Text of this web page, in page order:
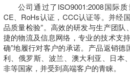
公司通过了ISO9001:2008国际
CE、RoHs认证，CCC认证等。并经
品质量检验”。高效的研发与生产团队
捷的物流及信息网络，专业的技术支
确”地履行对客户的承诺。产品返销德
利、俄罗斯、波兰、澳大利亚、日本
非等国家，并受到高端客户的青睐。